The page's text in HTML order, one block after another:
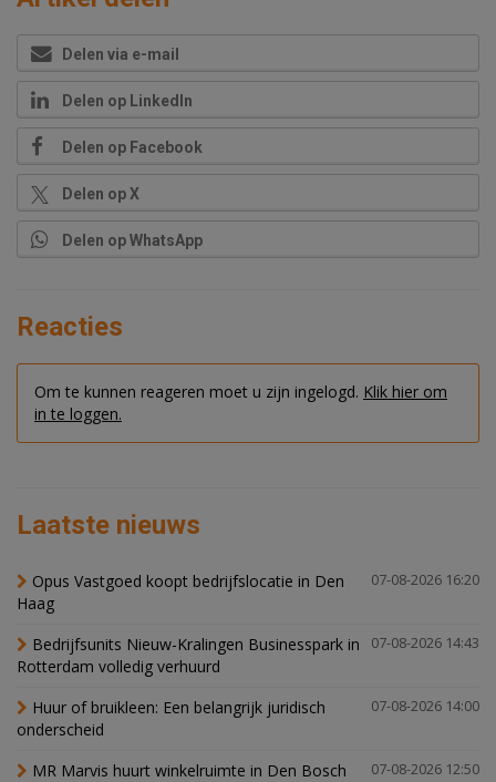
Delen via e-mail
Delen op LinkedIn
Delen op Facebook
Delen op X
Delen op WhatsApp
Reacties
Om te kunnen reageren moet u zijn ingelogd. Klik hier om
in te loggen.
Laatste nieuws
07-08-2026 16:20
Opus Vastgoed koopt bedrijfslocatie in Den
Haag
07-08-2026 14:43
Bedrijfsunits Nieuw-Kralingen Businesspark in
Rotterdam volledig verhuurd
07-08-2026 14:00
Huur of bruikleen: Een belangrijk juridisch
onderscheid
07-08-2026 12:50
MR Marvis huurt winkelruimte in Den Bosch